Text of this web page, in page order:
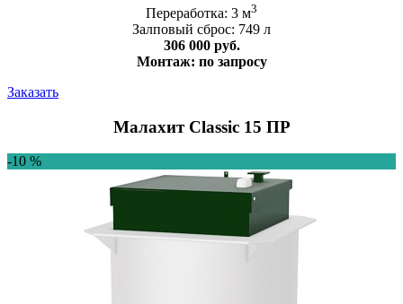
Переработка: 3 м3
Залповый сброс: 749 л
306 000 руб.
Монтаж: по запросу
Заказать
Малахит Classic 15 ПР
-10 %